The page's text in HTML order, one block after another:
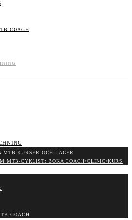
COACH
MTB-KURSER OCH LÄGER
MTB-CYKLIST: BOKA COACH/CLINIC/KURS
COACH